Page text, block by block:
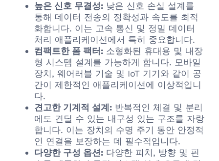
높은 신호 무결성: 낮은 신호 손실 설계를
통해 데이터 전송의 정확성과 속도를 최적
화합니다. 이는 고속 통신 및 정밀 데이터
처리 애플리케이션에서 특히 중요합니다.
컴팩트한 폼 팩터: 소형화된 휴대용 및 내장
형 시스템 설계를 가능하게 합니다. 모바일
장치, 웨어러블 기술 및 IoT 기기와 같이 공
간이 제한적인 애플리케이션에 이상적입니
다.
견고한 기계적 설계: 반복적인 체결 및 분리
에도 견딜 수 있는 내구성 있는 구조를 자랑
합니다. 이는 장치의 수명 주기 동안 안정적
인 연결을 보장하는 데 필수적입니다.
다양한 구성 옵션: 다양한 피치, 방향 및 핀